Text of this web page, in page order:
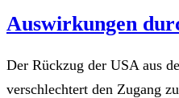
Auswirkungen
Der Rückzug der USA aus
verschlechtert den Zugang